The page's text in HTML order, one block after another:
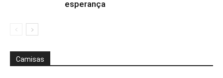
esperança
Camisas